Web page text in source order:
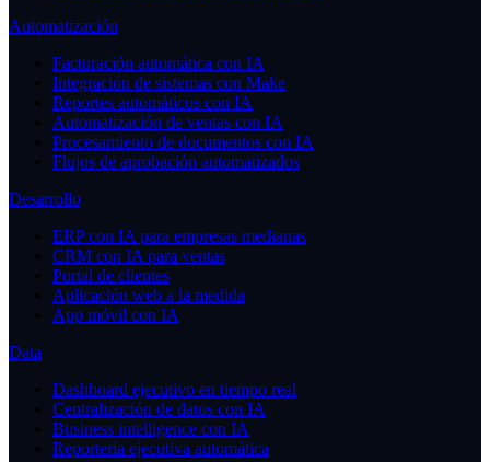
Automatización
Facturación automática con IA
Integración de sistemas con Make
Reportes automáticos con IA
Automatización de ventas con IA
Procesamiento de documentos con IA
Flujos de aprobación automatizados
Desarrollo
ERP con IA para empresas medianas
CRM con IA para ventas
Portal de clientes
Aplicación web a la medida
App móvil con IA
Data
Dashboard ejecutivo en tiempo real
Centralización de datos con IA
Business intelligence con IA
Reportería ejecutiva automática